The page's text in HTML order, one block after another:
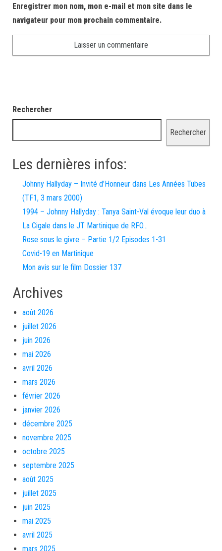
Enregistrer mon nom, mon e-mail et mon site dans le
navigateur pour mon prochain commentaire.
Rechercher
Rechercher
Les dernières infos:
Johnny Hallyday – Invité d’Honneur dans Les Années Tubes
(TF1, 3 mars 2000)
1994 – Johnny Hallyday : Tanya Saint-Val évoque leur duo à
La Cigale dans le JT Martinique de RFO…
Rose sous le givre – Partie 1/2 Episodes 1-31
Covid-19 en Martinique
Mon avis sur le film Dossier 137
Archives
août 2026
juillet 2026
juin 2026
mai 2026
avril 2026
mars 2026
février 2026
janvier 2026
décembre 2025
novembre 2025
octobre 2025
septembre 2025
août 2025
juillet 2025
juin 2025
mai 2025
avril 2025
mars 2025